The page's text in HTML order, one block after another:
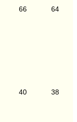
66 64
40 38